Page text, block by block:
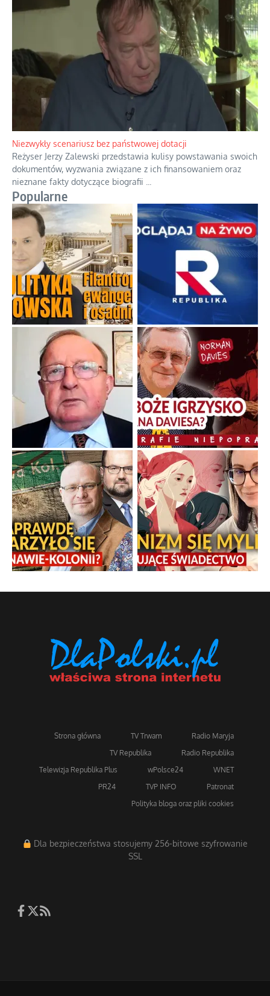
Domowe polowanie na wolne fale
Przez dziesięciolecia miliony Polaków słuchały zagranicznych
rozgłośni radiowych, pomimo że władze komunistyczne robiły
wszystko, aby je zagłuszyć....
Niezwykły scenariusz bez państwowej dotacji
Reżyser Jerzy Zalewski przedstawia kulisy powstawania swoich
dokumentów, wyzwania związane z ich finansowaniem oraz
nieznane fakty dotyczące biografii...
Popularne